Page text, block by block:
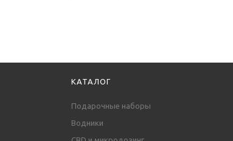
КАТАЛОГ
Подарочные наборы
Водники